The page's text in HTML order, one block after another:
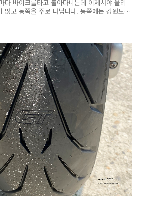
다 바이크를타고 돌아다니는데 이제서야 올리
많고 동쪽을 주로 다닙니다. 동쪽에는 강원도
기 좋은데 거기에 강원도 동남쪽은 잘 가지않
는곳이 있길래 출발했습니다. 강원도 영월 서
만만하게 보고 갔다가 오들오들 떨었던 기억
있다보니 온도가 다른곳보다는 낮은편입니다.
정상쪽에 있는데 주차장도 넓고 좋더군요. 날
약간 어둡네요.ㅎㅎ 알고보니 소나기재 정상